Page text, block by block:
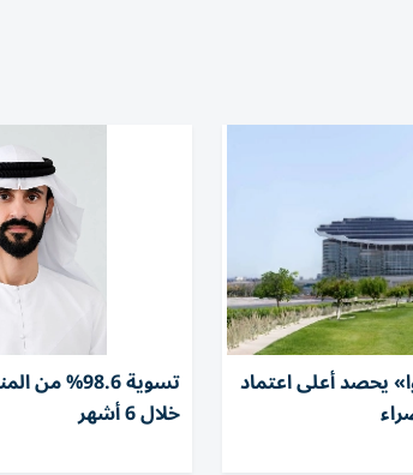
يحصد أعلى اعتماد تسوية 98.6%
خلال 6 أشهر